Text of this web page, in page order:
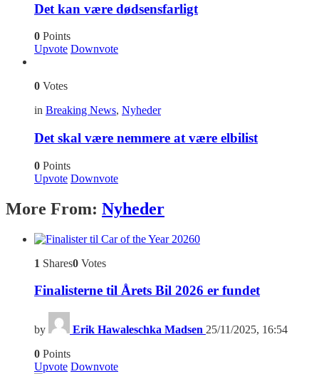
Det kan være dødsensfarligt
0 Points
Upvote Downvote
0 Votes
in Breaking News, Nyheder
Det skal være nemmere at være elbilist
0 Points
Upvote Downvote
More From: Nyheder
0
1 Shares0 Votes
Finalisterne til Årets Bil 2026 er fundet
by Erik Hawaleschka Madsen 25/11/2025, 16:54
0 Points
Upvote Downvote